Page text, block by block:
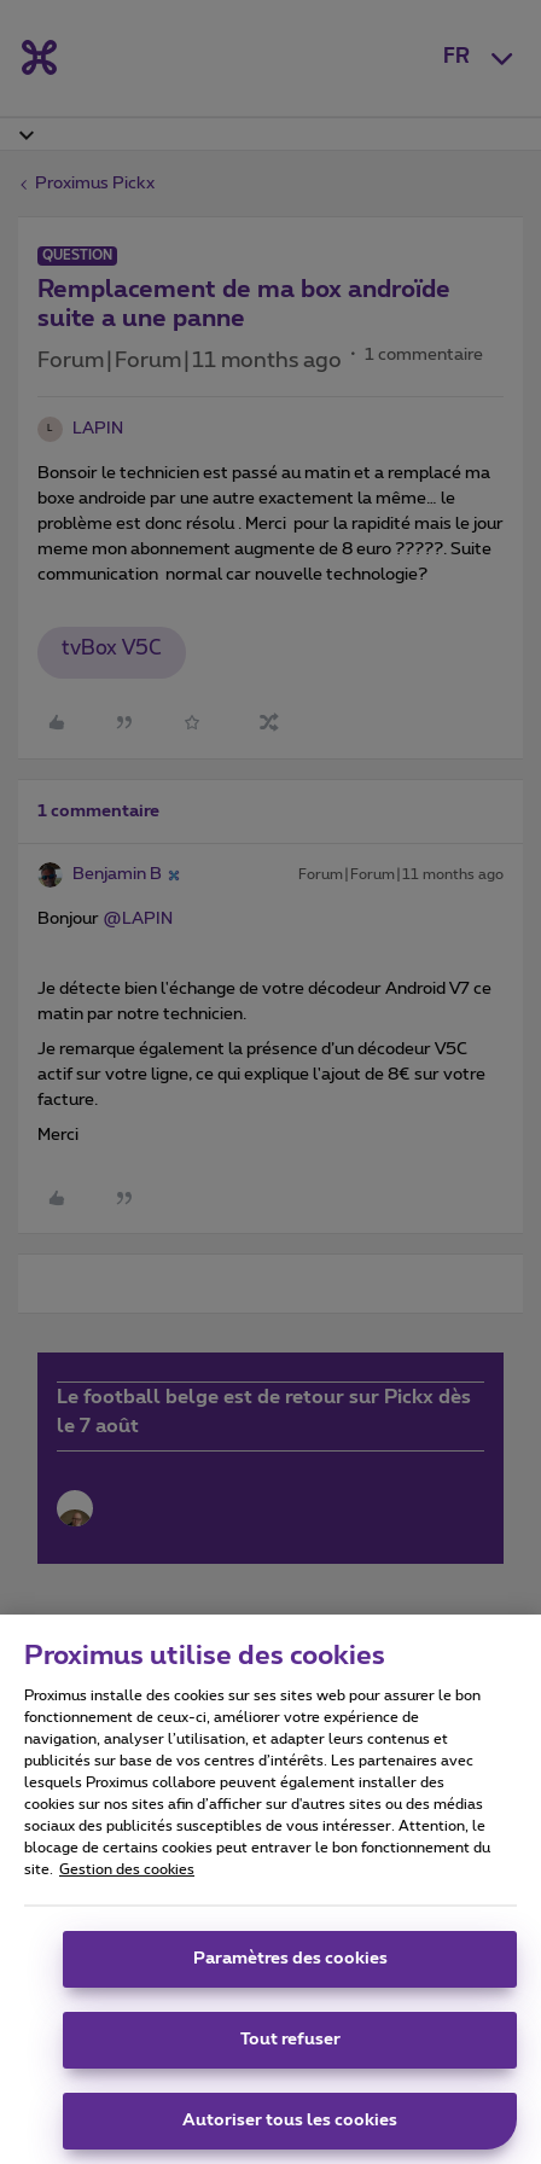
FR
Proximus Pickx
QUESTION
Remplacement de ma box androïde
suite a une panne
Forum|Forum|11 months ago 1 commentaire
L LAPIN
Bonsoir le technicien est passé au matin et a remplacé ma
boxe androide par une autre exactement la même… le
problème est donc résolu . Merci pour la rapidité mais le jour
meme mon abonnement augmente de 8 euro ?????. Suite
communication normal car nouvelle technologie?
tvBox V5C
1 commentaire
Benjamin B Forum|Forum|11 months ago
Bonjour ​ @LAPIN
Je détecte bien l'échange de votre décodeur Android V7 ce
matin par notre technicien.
Je remarque également la présence d’un décodeur V5C
actif sur votre ligne, ce qui explique l'ajout de 8€ sur votre
facture.
Merci
Le football belge est de retour sur Pickx dès
le 7 août
Conditions d'utilisation Accessibility statement
Tous droits réservés. © 2026 Proximus
Conditions générales, info consommateur
Coordonnées de l’entreprise
Boulevard du Roi Albert II 27 - B-1030 Bruxelles.
Carrier & Wholesale Solutions
|Telindus
|Sitemap
Proximus utilise des cookies
Proximus installe des cookies sur ses sites web pour assurer le bon
fonctionnement de ceux-ci, améliorer votre expérience de
navigation, analyser l’utilisation, et adapter leurs contenus et
publicités sur base de vos centres d’intérêts. Les partenaires avec
lesquels Proximus collabore peuvent également installer des
cookies sur nos sites afin d’afficher sur d'autres sites ou des médias
sociaux des publicités susceptibles de vous intéresser. Attention, le
blocage de certains cookies peut entraver le bon fonctionnement du
site.
Gestion des cookies
Paramètres des cookies
Tout refuser
Autoriser tous les cookies